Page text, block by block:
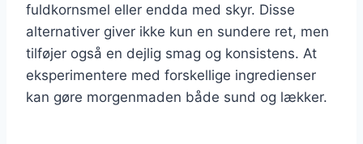
fuldkornsmel eller endda med skyr. Disse
alternativer giver ikke kun en sundere ret, men
tilføjer også en dejlig smag og konsistens. At
eksperimentere med forskellige ingredienser
kan gøre morgenmaden både sund og lækker.